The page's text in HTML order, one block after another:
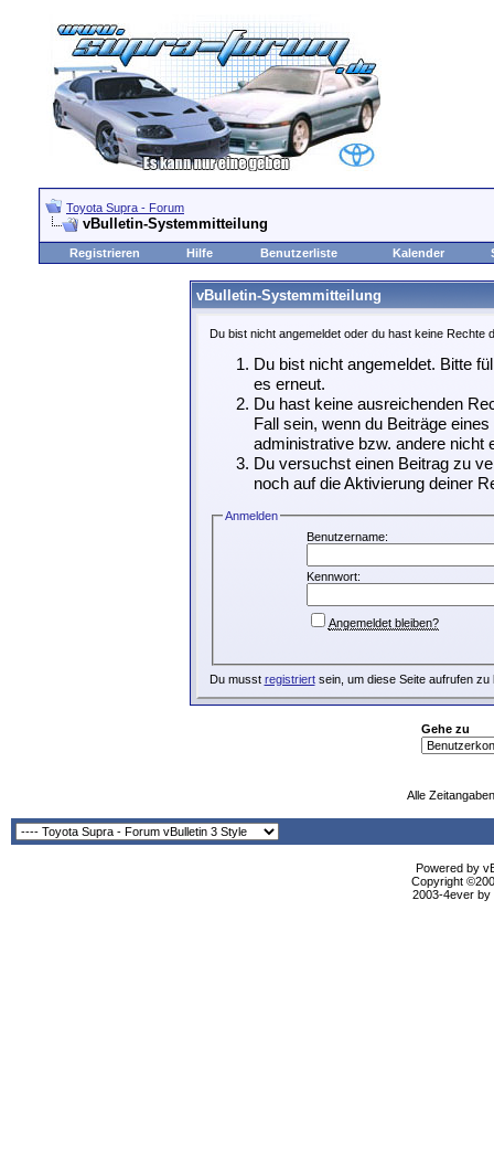
Toyota Supra - Forum
vBulletin-Systemmitteilung
Registrieren Hilfe Benutzerliste Kalender
vBulletin-Systemmitteilung
Du bist nicht angemeldet oder du hast keine Rechte
Du bist nicht angemeldet. Bitte
es erneut.
Du hast keine ausreichenden
Fall sein, wenn du Beiträge
administrative bzw. andere nicht
Du versuchst einen Beitrag zu
noch auf die Aktivierung deiner
Anmelden
Benutzername:
Kennwort:
Angemeldet bleiben?
Du musst registriertsein, um diese Seite aufrufen zu
Gehe zu
Alle
Powered by
Copyright
2003-4ever by